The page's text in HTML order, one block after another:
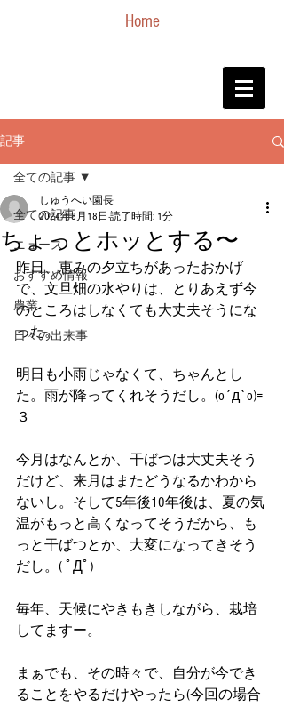
Home
記事
全ての記事
ニュース
おすすめ情報
農業
日々の出来事
全ての記事
ちょっとホッとする〜
しゅうへい園長
2024年8月18日 読了時間: 1分
昨日、恵みの夕立ちがあったおかげ
で、文旦畑の水やりは、とりあえず今
のところはしなくても大丈夫そうにな
った。
明日も小雨じゃなくて、ちゃんとし
た。雨が降ってくれそうだし。(o´д`o)=
３
今月はなんとか、干ばつは大丈夫そう
だけど、来月はまたどうなるかわから
ないし。そして5年後10年後は、夏の気
温がもっと高くなってそうだから、も
っと干ばつとか、大変になってきそう
だし。( ﾟДﾟ)
毎年、天候にやきもきしながら、栽培
してますー。
まぁでも、その時々で、自分が今でき
ることをやるだけやったら(今回の場合